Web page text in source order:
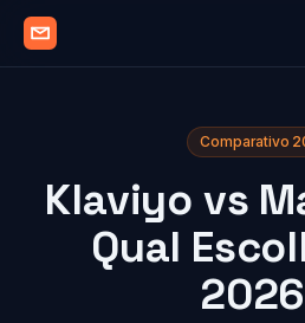
Comparativo
Klaviyo vs
Qual